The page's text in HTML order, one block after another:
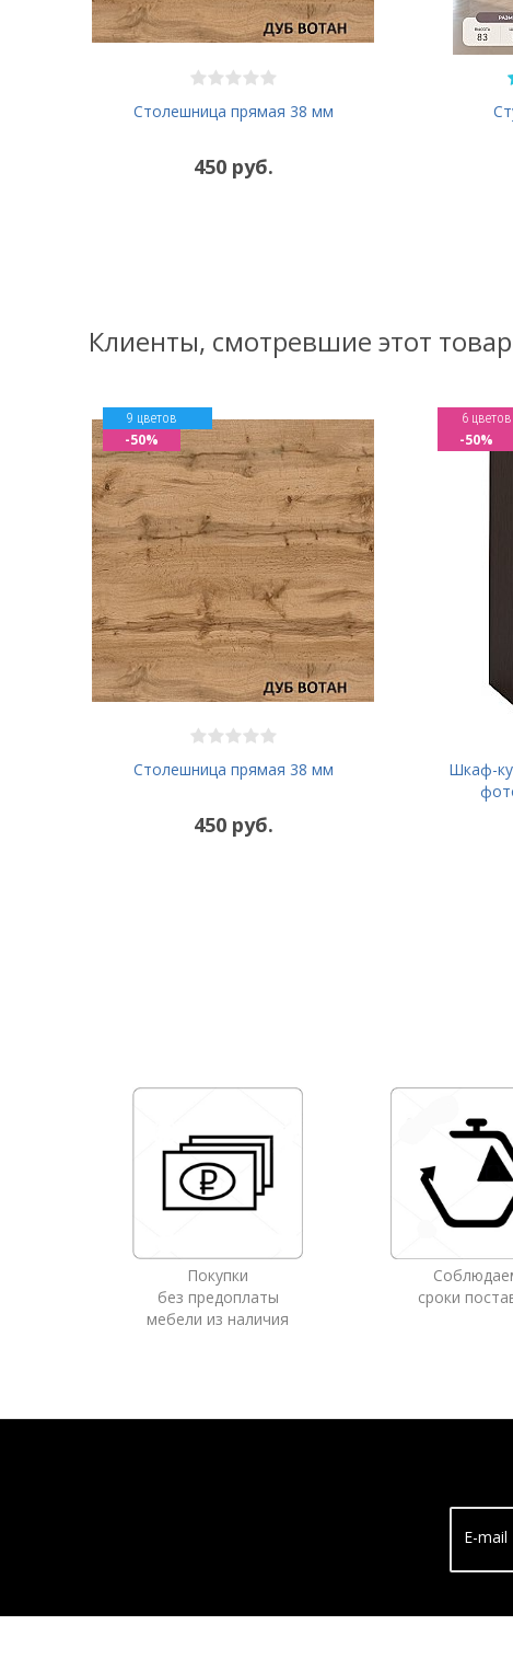
Столешница прямая 38 мм
450 руб.
Клиенты, смотревшие этот
Столешница прямая 38 мм
9 цветов
450 руб.
-50%
Шкаф-
6 цветов
-50%
Покупки
без предоплаты
мебели из наличия
сроки
E-mail